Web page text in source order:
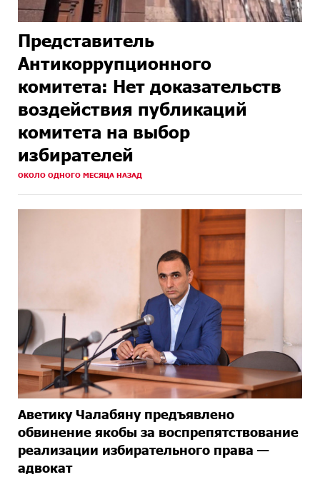
Представитель
Антикоррупционного
комитета: Нет доказательств
воздействия публикаций
комитета на выбор
избирателей
ОКОЛО ОДНОГО МЕСЯЦА НАЗАД
Аветику Чалабяну предъявлено
обвинение якобы за воспрепятствование
реализации избирательного права —
адвокат